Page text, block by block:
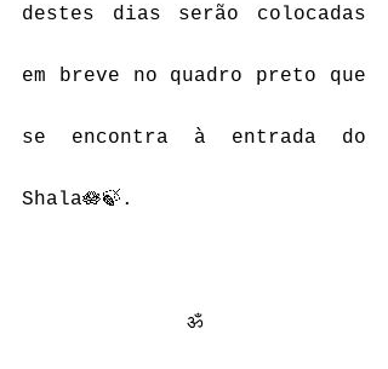
destes dias serão colocadas
em breve no quadro preto que
se encontra à entrada do
Shala🪷🍃.
ॐ